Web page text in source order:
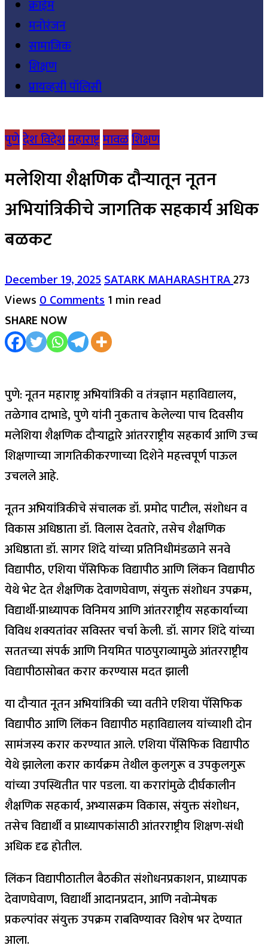
क्राईम
मनोरंजन
सामाजिक
शिक्षण
प्रायव्हसी पॉलिसी
पुणेदेश विदेशमहाराष्ट्रमावळशिक्षण
मलेशिया शैक्षणिक दौऱ्यातून नूतन
अभियांत्रिकीचे जागतिक सहकार्य अधिक
बळकट
December 19, 2025SATARK MAHARASHTRA273
Views0 Comments1 min read
SHARE NOW
पुणे: नूतन महाराष्ट्र अभियांत्रिकी व तंत्रज्ञान महाविद्यालय,
तळेगाव दाभाडे, पुणे यांनी नुकताच केलेल्या पाच दिवसीय
मलेशिया शैक्षणिक दौऱ्याद्वारे आंतरराष्ट्रीय सहकार्य आणि उच्च
शिक्षणाच्या जागतिकीकरणाच्या दिशेने महत्त्वपूर्ण पाऊल
उचलले आहे.
नूतन अभियांत्रिकीचे संचालक डॉ. प्रमोद पाटील, संशोधन व
विकास अधिष्ठाता डॉ. विलास देवतारे, तसेच शैक्षणिक
अधिष्ठाता डॉ. सागर शिंदे यांच्या प्रतिनिधीमंडळाने सनवे
विद्यापीठ, एशिया पॅसिफिक विद्यापीठ आणि लिंकन विद्यापीठ
येथे भेट देत शैक्षणिक देवाणघेवाण, संयुक्त संशोधन उपक्रम,
विद्यार्थी-प्राध्यापक विनिमय आणि आंतरराष्ट्रीय सहकार्याच्या
विविध शक्यतांवर सविस्तर चर्चा केली. डॉ. सागर शिंदे यांच्या
सततच्या संपर्क आणि नियमित पाठपुराव्यामुळे आंतरराष्ट्रीय
विद्यापीठासोबत करार करण्यास मदत झाली
या दौऱ्यात नूतन अभियांत्रिकी च्या वतीने एशिया पॅसिफिक
विद्यापीठ आणि लिंकन विद्यापीठ महाविद्यालय यांच्याशी दोन
सामंजस्य करार करण्यात आले. एशिया पॅसिफिक विद्यापीठ
येथे झालेला करार कार्यक्रम तेथील कुलगुरू व उपकुलगुरू
यांच्या उपस्थितीत पार पडला. या करारांमुळे दीर्घकालीन
शैक्षणिक सहकार्य, अभ्यासक्रम विकास, संयुक्त संशोधन,
तसेच विद्यार्थी व प्राध्यापकांसाठी आंतरराष्ट्रीय शिक्षण-संधी
अधिक दृढ होतील.
लिंकन विद्यापीठातील बैठकीत संशोधनप्रकाशन, प्राध्यापक
देवाणघेवाण, विद्यार्थी आदानप्रदान, आणि नवोन्मेषक
प्रकल्पांवर संयुक्त उपक्रम राबविण्यावर विशेष भर देण्यात
आला.